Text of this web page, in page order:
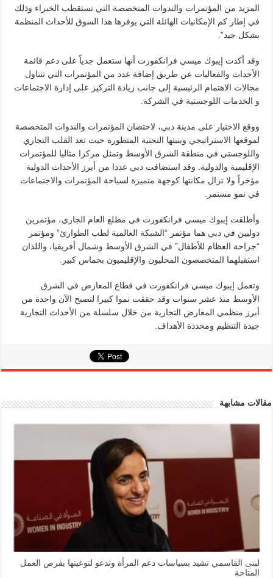
المزيد من المؤتمرات والندوات المتخصصة التي تستقطب الخبراء وذلك
في إطار كم الإمكانيات الهائلة التي يوفرها هذا السوق للأحداث المنظمة
بشكل جيد”.
وقد أكدت إيبوك ميسي فرانكفورت أنها ستعمل جدياً على دعم قائمة
الأحداث والفعاليات عن طريق إضافة عدد من المؤتمرات التي تتناول
مجالات الاهتمام الرئيسية إلى جانب زيادة التركيز على إدارة الاجتماعات
و الخدمات اللوجستية في الشركة.
ووقع الاختيار على مدينة دبي، لاحتضان المؤتمرات والندوات المتخصصة
لموقعها الاستراتيجي وبنيتها التحتية المتطورة حيث تعد القلب التجاري
واللوجستي في منطقة الشرق الأوسط وتمثل مركزا مثاليا للمؤتمرات
الإقليمية والدولية. وقد استضافت دبي عددا من أبرز الأحداث الدولية
مؤخراً ولا تزال مكانتها كوجهة متميزة لسياحة المؤتمرات والاجتماعات
في نمو مستمر.
وأطلقت إيبوك ميسي فرانكفورت في مطلع العام الجاري، مؤتمرين
دوليين في دبي هما مؤتمر “الشبكة العالمية لطب الطوارئ” ومؤتمر
“جراحة العظام للأطفال” في الشرق الأوسط وشمال أفريقيا، واللذان
استقبلهما المتخصصون المحليون والإقليميون بحماس كبير.
وتعمل إيبوك ميسي فرانكفورت في قطاع المعارض في الشرق
الأوسط منذ عشر سنوات وقد حققت نموا كبيرا لتصبح الآن واحدة من
أبرز منظمي المعارض التجارية من خلال سلسلة من الأحداث التجارية
جيدة التنظيم ومحددة الأهداف.
مقالات مشابهة
لبنى القاسمي تشيد بسياسات دعم المرأة وتدعو لتوعيتها بفرص العمل
المتاحة